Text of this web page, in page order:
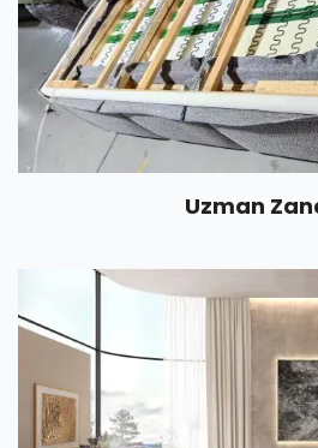
Uzman